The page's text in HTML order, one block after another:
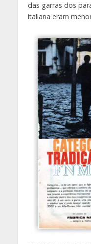
das garras dos
italiana eram